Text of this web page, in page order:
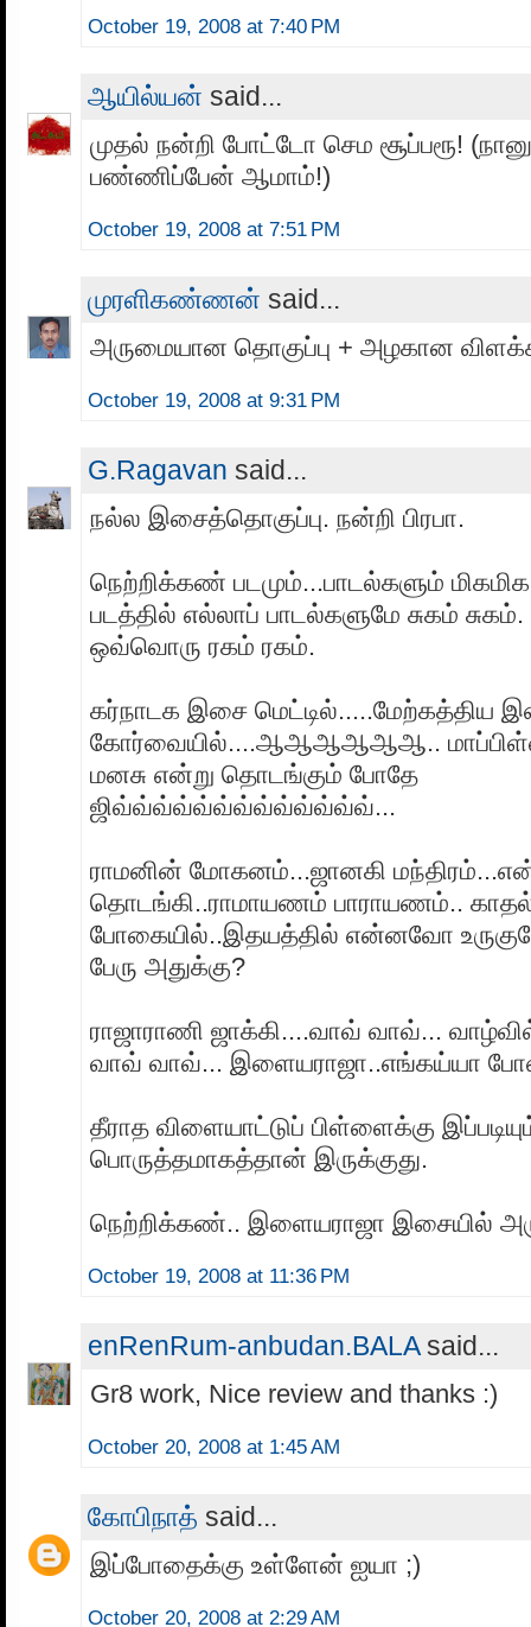
October 19, 2008 at 7:40 PM
ஆயில்யன் said...
முதல் நன்றி போட்டோ செம சூப்பரூ!
பண்ணிப்பேன் ஆமாம்!)
October 19, 2008 at 7:51 PM
முரளிகண்ணன் said...
அருமையான தொகுப்பு + அழகான
October 19, 2008 at 9:31 PM
G.Ragavan said...
நல்ல இசைத்தொகுப்பு. நன்றி பிரபா.
நெற்றிக்கண் படமும்...பாடல்களும்
படத்தில் எல்லாப் பாடல்களுமே சுகம்
ஒவ்வொரு ரகம் ரகம்.
கர்நாடக இசை மெட்டில்.....மேற்கத்திய
கோர்வையில்....ஆஆஆஆஆஆ..
மனசு என்று தொடங்கும் போதே
ஜிவ்வ்வ்வ்வ்வ்வ்வ்வ்வ்வ்வ்வ்...
ராமனின் மோகனம்...ஜானகி
தொடங்கி..ராமாயணம் பாராயணம்.. காதல்
போகையில்..இதயத்தில் என்னவோ
பேரு அதுக்கு?
ராஜாராணி ஜாக்கி....வாவ் வாவ்...
வாவ் வாவ்... இளையராஜா..எங்கய்யா
தீராத விளையாட்டுப் பிள்ளைக்கு
பொருத்தமாகத்தான் இருக்குது.
நெற்றிக்கண்.. இளையராஜா இசையில்
October 19, 2008 at 11:36 PM
enRenRum-anbudan.BALAsaid...
Gr8 work, Nice review and thanks :)
October 20, 2008 at 1:45 AM
கோபிநாத் said...
இப்போதைக்கு உள்ளேன் ஐயா ;)
October 20, 2008 at 2:29 AM